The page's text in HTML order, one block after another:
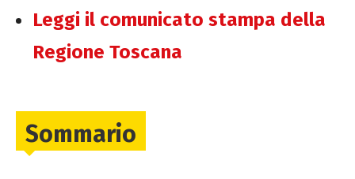
Leggi il comunicato stampa della
Regione Toscana
Sommario